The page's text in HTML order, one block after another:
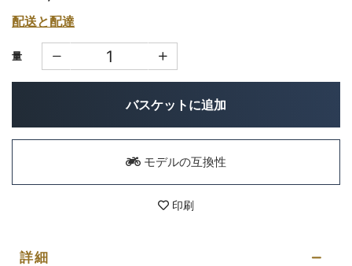
配送と配達
量
バスケットに追加
モデルの互換性
印刷
詳細